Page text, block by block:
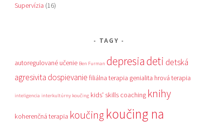
Supervízia (16)
TAGY
autoregulované učenie Ben Furman depresiadeti detská
agresivita dospievanie filiálna terapia genialita hrová terapia
inteligencia interkultúrny koučing kids' skills coaching knihy
koherenčná terapia koučing koučing na